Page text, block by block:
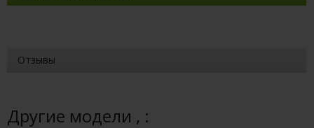
Отзывы
Другие модели , :